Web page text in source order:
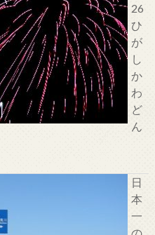
26
ひ
が
し
か
わ
ど
ん
日
本
一